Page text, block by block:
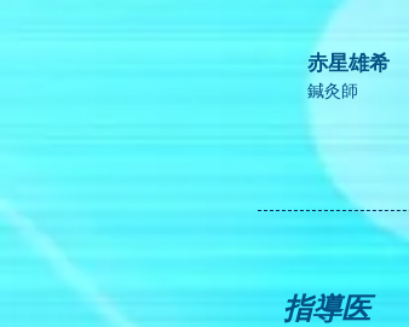
赤星雄希
鍼灸師
指導医